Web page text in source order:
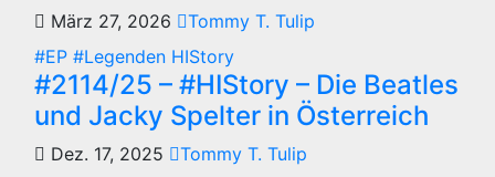
März 27, 2026
Tommy T. Tulip
#EP #Legenden HIStory
#2114/25 – #HIStory – Die Beatles
und Jacky Spelter in Österreich
Dez. 17, 2025
Tommy T. Tulip